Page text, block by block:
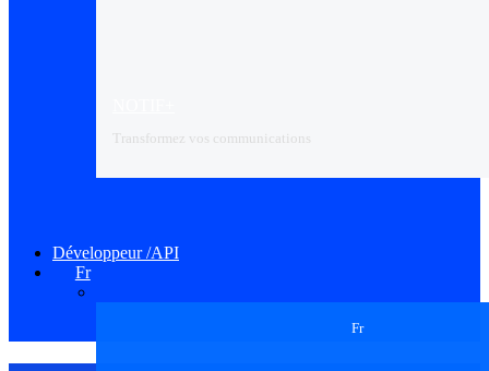
Transformez vos communications
Développeur /API
Fr
Fr